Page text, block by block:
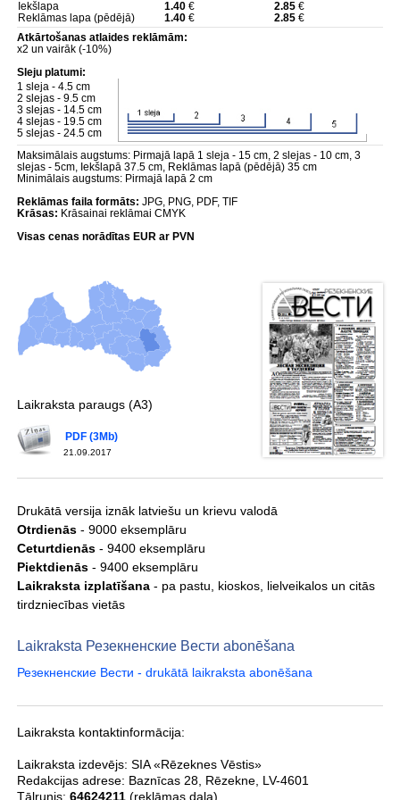
Iekšlapa
1.40€ 2.85€
Reklāmas lapa (pēdējā)
1.40€ 2.85€
Atkārtošanas atlaides reklāmām:
x2 un vairāk (-10%)
Sleju platumi:
1 sleja - 4.5 cm
2 slejas - 9.5 cm
3 slejas - 14.5 cm
4 slejas - 19.5 cm
5 slejas - 24.5 cm
Maksimālais augstums: Pirmajā lapā 1 sleja - 15 cm, 2 slejas - 10 cm, 3
slejas - 5cm, Iekšlapā 37.5 cm, Reklāmas lapā (pēdējā) 35 cm
Minimālais augstums: Pirmajā lapā 2 cm
Reklāmas faila formāts: JPG, PNG, PDF, TIF
Krāsas: Krāsainai reklāmai CMYK
Visas cenas norādītas EUR ar PVN
Laikraksta paraugs (A3)
21.09.2017
PDF (3Mb)
Drukātā versija iznāk latviešu un krievu valodā
Otrdienās - 9000 eksemplāru
Ceturtdienās - 9400 eksemplāru
Piektdienās - 9400 eksemplāru
Laikraksta izplatīšana- pa pastu, kioskos, lielveikalos un citās
tirdzniecības vietās
Laikraksta Резекненские Вести abonēšana
Резекненские Вести - drukātā laikraksta abonēšana
Laikraksta kontaktinformācija:
Laikraksta izdevējs: SIA «Rēzeknes Vēstis»
Redakcijas adrese: Baznīcas 28, Rēzekne, LV-4601
Tālrunis: 64624211(reklāmas daļa)